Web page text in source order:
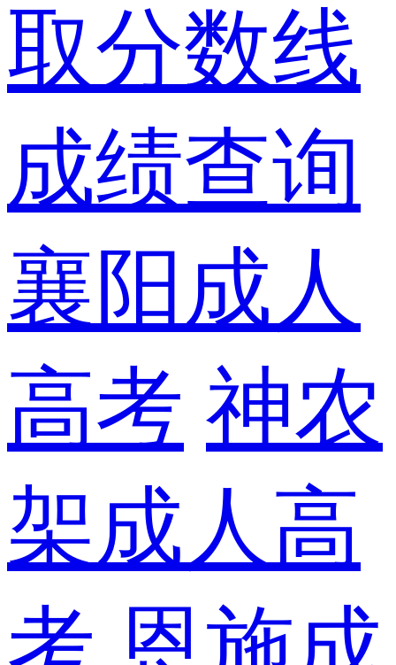
取分数线
成绩查询
襄阳成人
高考 神农
架成人高